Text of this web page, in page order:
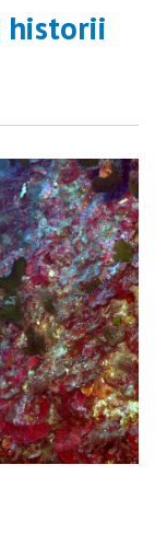
historii